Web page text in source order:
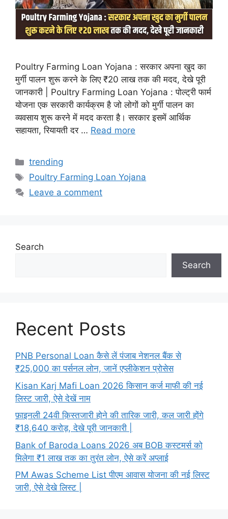
Poultry Farming Loan Yojana : सरकार अपना खुद का
मुर्गी पालन शुरू करने के लिए ₹20 लाख तक की मदद, देखे पूरी
जानकारी | Poultry Farming Loan Yojana : पोल्ट्री फार्म
योजना एक सरकारी कार्यक्रम है जो लोगों को मुर्गी पालन का
व्यवसाय शुरू करने में मदद करता है। सरकार इसमें आर्थिक
सहायता, रियायती दर … Read more
Categories
trending
Tags
Poultry Farming Loan Yojana
Leave a comment
Search
Search
Recent Posts
PNB Personal Loan कैसे लें पंजाब नेशनल बैंक से
₹25,000 का पर्सनल लोन, जानें एप्लीकेशन प्रोसेस
Kisan Karj Mafi Loan 2026 किसान कर्ज माफी की नई
लिस्ट जारी, ऐसे देखें नाम
फ़ाइनली 24वी क़िस्तजारी होने की तारिक जारी, कल जारी होंगे
₹18,640 करोड़, देखे पूरी जानकारी |
Bank of Baroda Loans 2026 अब BOB कस्टमर्स को
मिलेगा ₹1 लाख तक का तुरंत लोन, ऐसे करें अप्लाई
PM Awas Scheme List पीएम आवास योजना की नई लिस्ट
जारी, ऐसे देखे लिस्ट |